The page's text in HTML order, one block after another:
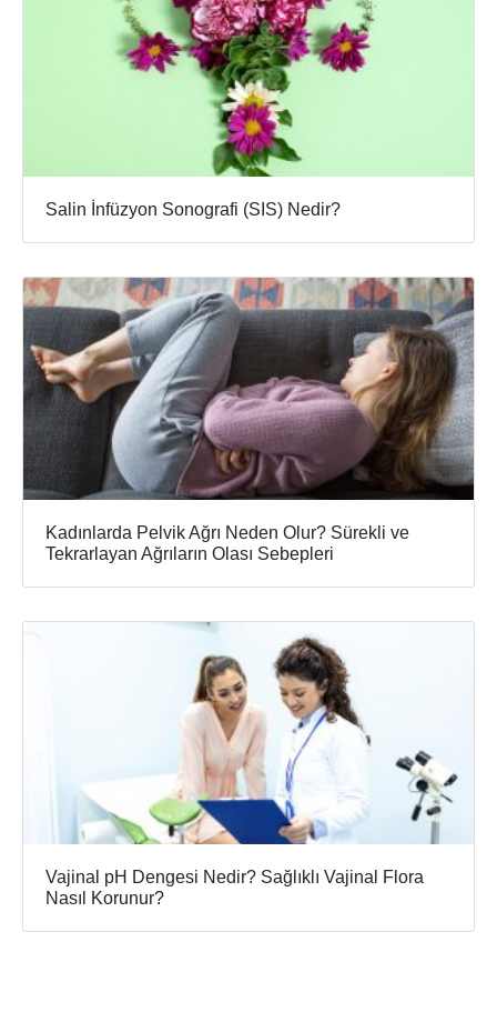
Salin İnfüzyon Sonografi (SIS) Nedir?
Kadınlarda Pelvik Ağrı Neden Olur? Sürekli ve
Tekrarlayan Ağrıların Olası Sebepleri
Vajinal pH Dengesi Nedir? Sağlıklı Vajinal Flora
Nasıl Korunur?